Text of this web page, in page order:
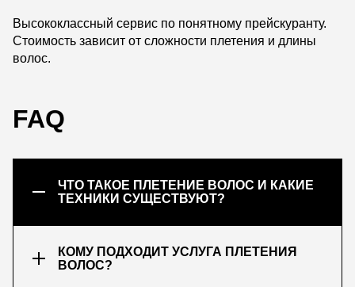
Высококлассный сервис по понятному прейскуранту.
Стоимость зависит от сложности плетения и длины
волос.
FAQ
ЧТО ТАКОЕ ПЛЕТЕНИЕ ВОЛОС И КАКИЕ
ТЕХНИКИ СУЩЕСТВУЮТ?
КОМУ ПОДХОДИТ УСЛУГА ПЛЕТЕНИЯ
ВОЛОС?